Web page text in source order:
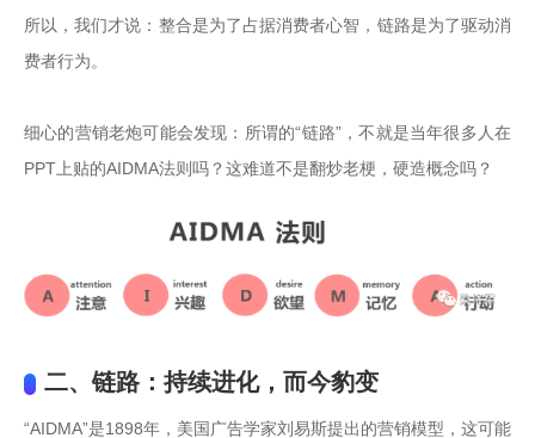
所以，我们才说：整合是为了占据消费者心智，链路是为了驱动消
费者行为。
细心的营销老炮可能会发现：所谓的“链路”，不就是当年很多人在
PPT上贴的AIDMA法则吗？这难道不是翻炒老梗，硬造概念吗？
二、链路：持续进化，而今豹变
“AIDMA”是1898年，美国广告学家刘易斯提出的营销模型，这可能